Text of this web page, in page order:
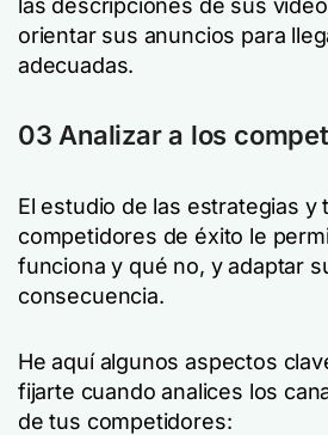
las descripciones de sus
orientar sus anuncios para
adecuadas.
03 Analizar a los
El estudio de las estrategias y
competidores de éxito le
funciona y qué no, y adaptar
consecuencia.
He aquí algunos aspectos
fijarte cuando analices los
de tus competidores: